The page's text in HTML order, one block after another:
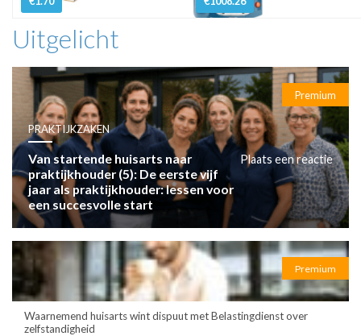
Uitgelicht
Premium
PRAKTIJKZAKEN
Van startende huisarts naar
praktijkhouder (5): De eerste vijf
jaar als praktijkhouder: lessen voor
een succesvolle start
Plaats een reactie
Premium
Waarnemend huisarts wint dispuut met Belastingdienst over
zelfstandigheid